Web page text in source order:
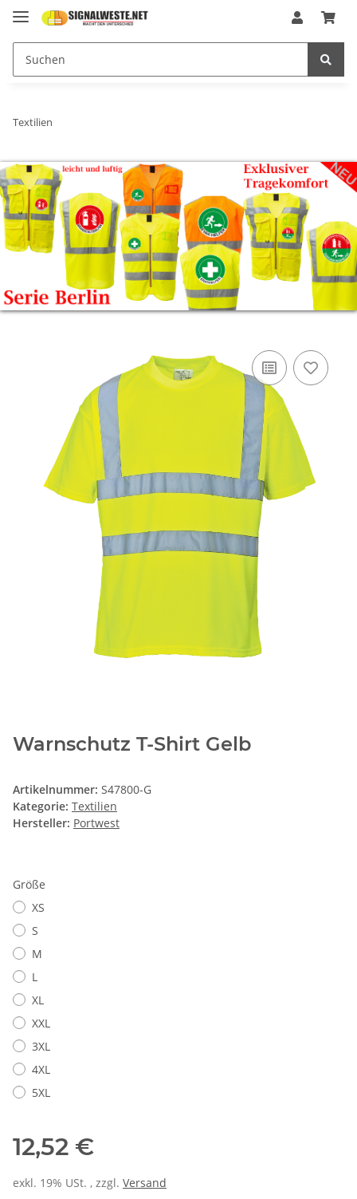
Textilien
Warnschutz T-Shirt Gelb
Artikelnummer: S47800-G
Kategorie: Textilien
Hersteller: Portwest
Größe
XS
S
M
L
XL
XXL
3XL
4XL
5XL
12,52 €
exkl. 19% USt. , zzgl. Versand